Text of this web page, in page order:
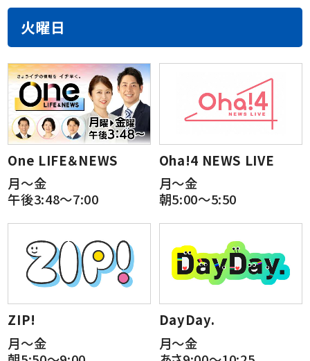
火曜日
One LIFE＆NEWS
月～金
午後3:48～7:00
Oha!4 NEWS LIVE
月～金
朝5:00～5:50
ZIP!
月～金
DayDay.
月～金